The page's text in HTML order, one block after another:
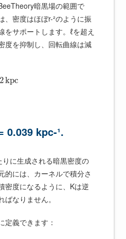
暗黒場の範囲で
、密度はほぼr-²のように振
をサポートします。ℓを超え
度を抑制し、回転曲線は減
kpc
0.039 kpc-¹.
に生成される暗黒密度の
的には、カーネルで積分さ
密度になるように、Kは逆
なりません。
定義できます：